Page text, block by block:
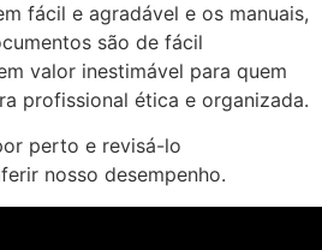
fácil e agradável e os manuais,
são de fácil
valor inestimável para quem
profissional ética e organizada.
perto e revisá-lo
nosso desempenho.